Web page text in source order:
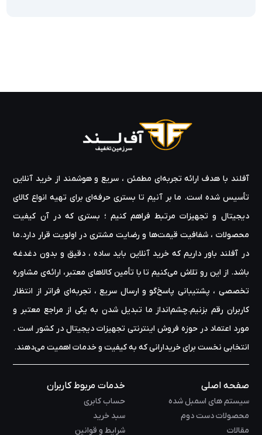
آفلند با هدف ارائه‌ تجربه‌ای مطمئن ، سریع و هوشمند از خرید آنلاین
تأسیس شده است. ما بر آنیم تا بستری حرفه‌ای برای تهیه‌ انواع کالای
دیجیتال و تجهیزات مرتبط فراهم کنیم ؛ بستری که در آن کیفیت
محصولات ، شفافیت قیمت‌ها و رضایت مشتری در اولویت قرار دارد.ما
در آفلند باور داریم که خرید آنلاین باید ساده ، دقیق و بدون دغدغه
باشد. از این رو تلاش می‌کنیم تا با تأمین کالاهای معتبر، ارائه‌ی مشاوره‌
تخصصی ، پشتیبانی پاسخ‌گو و ارسال سریع ، تجربه‌ای فراتر از انتظار
کاربران رقم بزنیم.چشم‌انداز ما تبدیل شدن به یکی از مراجع معتبر و
مورد اعتماد در حوزه‌ فروش اینترنتی تجهیزات دیجیتال در کشور است .
انتخابی نخست برای خریدارانی که به کیفیت و خدمات اهمیت می‌دهند.
صفحه اصلی
سیستم های اسمبل شده
محصولات دست دوم
مقالات
خدمات مربوط کاربران
حساب کابری
سبد خرید
شرایط و قوانین